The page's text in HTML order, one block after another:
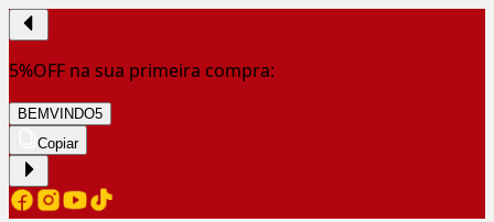
5%OFF na sua primeira compra:
BEMVINDO5
Copiar